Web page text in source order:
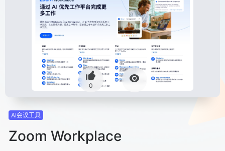
0
AI会议工具
Zoom Workplace